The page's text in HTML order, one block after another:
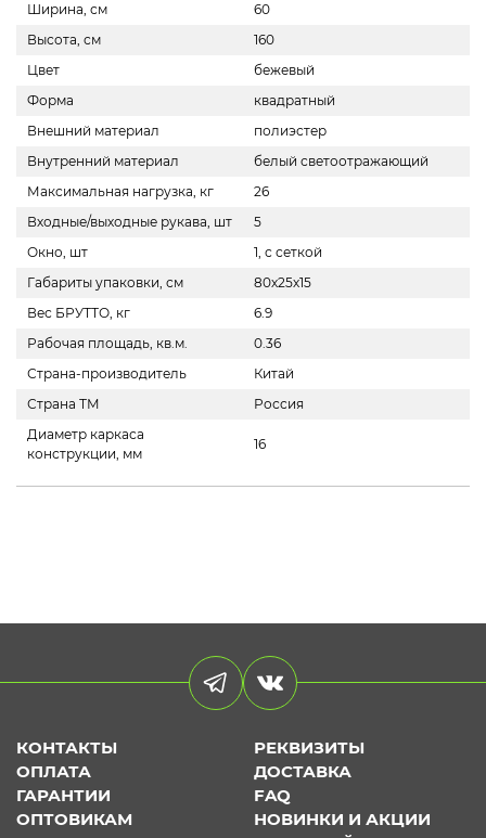
Ширина, см
60
Высота, см
160
Цвет
бежевый
Форма
квадратный
Внешний материал
полиэстер
Внутренний материал
белый светоотражающий
Максимальная нагрузка, кг
26
Входные/выходные рукава, шт
5
Окно, шт
1, с сеткой
Габариты упаковки, см
80х25х15
Вес БРУТТО, кг
6.9
Рабочая площадь, кв.м.
0.36
Страна-производитель
Китай
Страна ТМ
Россия
Диаметр каркаса
конструкции, мм
16
КОНТАКТЫ
РЕКВИЗИТЫ
ОПЛАТА
ДОСТАВКА
ГАРАНТИИ
FAQ
ОПТОВИКАМ
НОВИНКИ И АКЦИИ